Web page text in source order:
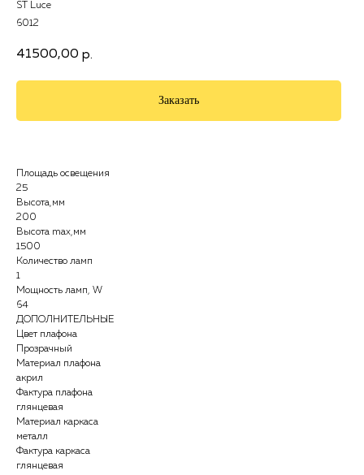
ST Luce
6012
41500,00 р.
Заказать
Площадь освещения
25
Высота,мм
200
Высота max,мм
1500
Количество ламп
1
Мощность ламп, W
64
ДОПОЛНИТЕЛЬНЫЕ
Цвет плафона
Прозрачный
Материал плафона
акрил
Фактура плафона
глянцевая
Материал каркаса
металл
Фактура каркаса
глянцевая